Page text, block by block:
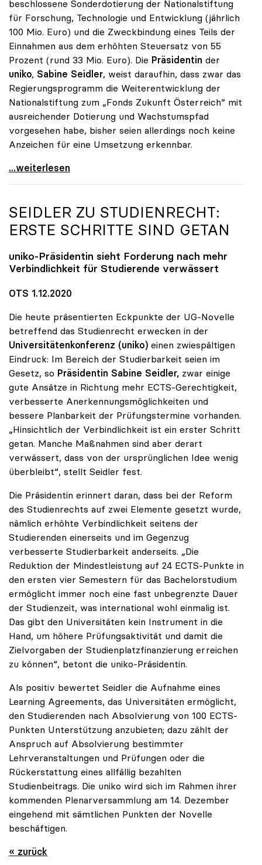
beschlossene Sonderdotierung der Nationalstiftung
für Forschung, Technologie und Entwicklung (jährlich
100 Mio. Euro) und die Zweckbindung eines Teils der
Einnahmen aus dem erhöhten Steuersatz von 55
Prozent (rund 33 Mio. Euro). Die Präsidentin der
uniko, Sabine Seidler, weist daraufhin, dass zwar das
Regierungsprogramm die Weiterentwicklung der
Nationalstiftung zum „Fonds Zukunft Österreich“ mit
ausreichender Dotierung und Wachstumspfad
vorgesehen habe, bisher seien allerdings noch keine
Anzeichen für eine Umsetzung erkennbar.
uniko unterstützt Petition zu Dotierung des „Fonds
...weiterlesen
SEIDLER ZU STUDIENRECHT:
ERSTE SCHRITTE SIND GETAN
uniko-Präsidentin sieht Forderung nach mehr
Verbindlichkeit für Studierende verwässert
OTS 1.12.2020
Die heute präsentierten Eckpunkte der UG-Novelle
betreffend das Studienrecht erwecken in der
Universitätenkonferenz (uniko) einen zwiespältigen
Eindruck: Im Bereich der Studierbarkeit seien im
Gesetz, so Präsidentin Sabine Seidler, zwar einige
gute Ansätze in Richtung mehr ECTS-Gerechtigkeit,
verbesserte Anerkennungsmöglichkeiten und
bessere Planbarkeit der Prüfungstermine vorhanden.
„Hinsichtlich der Verbindlichkeit ist ein erster Schritt
getan. Manche Maßnahmen sind aber derart
verwässert, dass von der ursprünglichen Idee wenig
überbleibt“, stellt Seidler fest.
Die Präsidentin erinnert daran, dass bei der Reform
des Studienrechts auf zwei Elemente gesetzt wurde,
nämlich erhöhte Verbindlichkeit seitens der
Studierenden einerseits und im Gegenzug
verbesserte Studierbarkeit anderseits. „Die
Reduktion der Mindestleistung auf 24 ECTS-Punkte in
den ersten vier Semestern für das Bachelorstudium
ermöglicht immer noch eine fast unbegrenzte Dauer
der Studienzeit, was international wohl einmalig ist.
Das gibt den Universitäten kein Instrument in die
Hand, um höhere Prüfungsaktivität und damit die
Zielvorgaben der Studienplatzfinanzierung erreichen
zu können“, betont die uniko-Präsidentin.
Als positiv bewertet Seidler die Aufnahme eines
Learning Agreements, das Universitäten ermöglicht,
den Studierenden nach Absolvierung von 100 ECTS-
Punkten Unterstützung anzubieten; dazu zählt der
Anspruch auf Absolvierung bestimmter
Lehrveranstaltungen und Prüfungen oder die
Rückerstattung eines allfällig bezahlten
Studienbeitrags. Die uniko wird sich im Rahmen ihrer
kommenden Plenarversammlung am 14. Dezember
eingehend mit sämtlichen Punkten der Novelle
beschäftigen.
« zurück